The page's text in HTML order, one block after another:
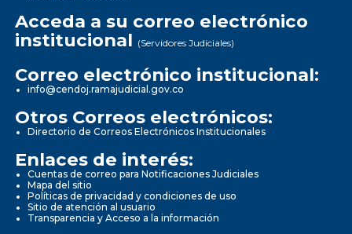
Acceda a su correo electrónico
institucional (Servidores Judiciales)
Correo electrónico institucional:
info@cendoj.ramajudicial.gov.co
Otros Correos electrónicos:
Directorio de Correos Electrónicos Institucionales
Enlaces de interés:
Cuentas de correo para Notificaciones Judiciales
Mapa del sitio
Políticas de privacidad y condiciones de uso
Sitio de atención al usuario
Transparencia y Acceso a la información